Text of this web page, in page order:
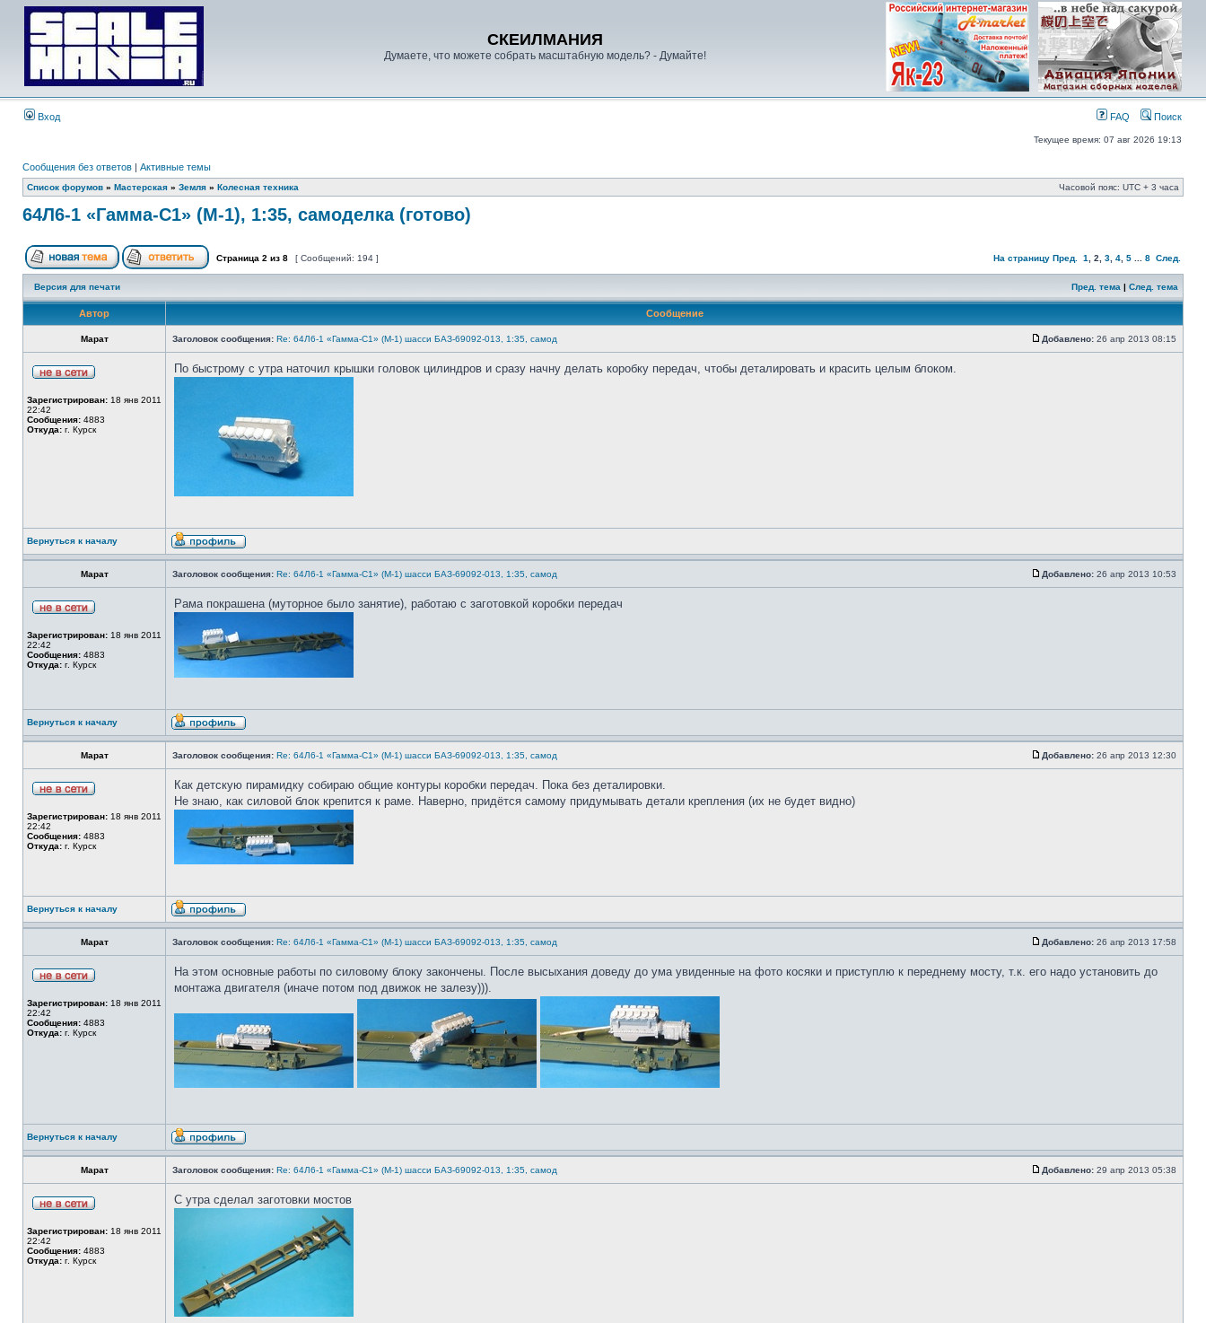
СКЕИЛМАНИЯ
Думаете, что можете собрать масштабную модель? - Думайте!
Вход FAQ Поиск
Текущее время: 07 авг 2026 19:13
Сообщения без ответов | Активные темы
Список форумов » Мастерская » Земля » Колесная техника Часовой пояс: UTC + 3 часа
64Л6-1 «Гамма-С1» (М-1), 1:35, самоделка (готово)
Страница 2 из 8 [ Сообщений: 194 ] На страницу Пред. 1 2 3 4 5 8 След.
Версия для печати Пред. тема | След. тема
Автор Сообщение
Марат Заголовок сообщения: Re: 64Л6-1 «Гамма-С1» (М-1) шасси БАЗ-69092-013, 1:35, самод Добавлено: 26 апр 2013 08:15
Зарегистрирован: 18 янв 2011
22:42
Сообщения: 4883
Откуда: г. Курск
По быстрому с утра наточил крышки головок цилиндров и сразу начну делать коробку передач, чтобы деталировать и красить целым блоком.
Вернуться к началу
Марат Заголовок сообщения: Re: 64Л6-1 «Гамма-С1» (М-1) шасси БАЗ-69092-013, 1:35, самод Добавлено: 26 апр 2013 10:53
Зарегистрирован: 18 янв 2011
22:42
Сообщения: 4883
Откуда: г. Курск
Рама покрашена (муторное было занятие), работаю с заготовкой коробки передач
Вернуться к началу
Марат Заголовок сообщения: Re: 64Л6-1 «Гамма-С1» (М-1) шасси БАЗ-69092-013, 1:35, самод Добавлено: 26 апр 2013 12:30
Зарегистрирован: 18 янв 2011
22:42
Сообщения: 4883
Откуда: г. Курск
Как детскую пирамидку собираю общие контуры коробки передач. Пока без деталировки.
Не знаю, как силовой блок крепится к раме. Наверно, придётся самому придумывать детали крепления (их не будет видно)
Вернуться к началу
Марат Заголовок сообщения: Re: 64Л6-1 «Гамма-С1» (М-1) шасси БАЗ-69092-013, 1:35, самод Добавлено: 26 апр 2013 17:58
Зарегистрирован: 18 янв 2011
22:42
Сообщения: 4883
Откуда: г. Курск
На этом основные работы по силовому блоку закончены. После высыхания доведу до ума увиденные на фото косяки и приступлю к переднему мосту, т.к. его надо установить до
монтажа двигателя (иначе потом под движок не залезу))).
Вернуться к началу
Марат Заголовок сообщения: Re: 64Л6-1 «Гамма-С1» (М-1) шасси БАЗ-69092-013, 1:35, самод Добавлено: 29 апр 2013 05:38
Зарегистрирован: 18 янв 2011
22:42
Сообщения: 4883
Откуда: г. Курск
С утра сделал заготовки мостов